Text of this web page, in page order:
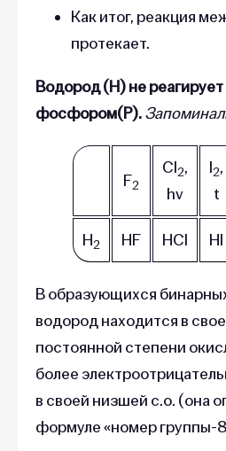
Как итог, реакция
протекает.
Водород (H) не
фосфором(P).
F2
Cl2,
hv
I2,
t
H2 HF HCl HI
В образующихся
водород находится в
постоянной степени
более
в своей низшей с.о. (она
формуле «номер группы-